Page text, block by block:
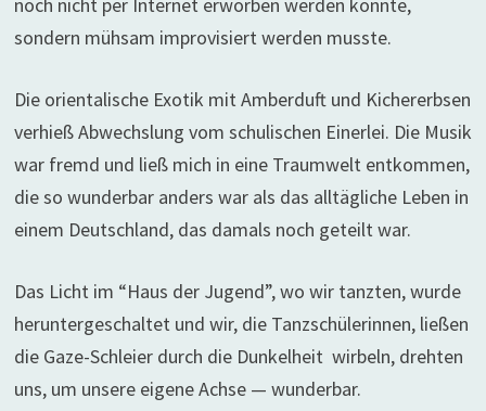
sondern mühsam improvisiert werden musste.
Die orientalische Exotik mit Amberduft und Kichererbsen
verhieß Abwechslung vom schulischen Einerlei. Die Musik
war fremd und ließ mich in eine Traumwelt entkommen,
die so wunderbar anders war als das alltägliche Leben in
einem Deutschland, das damals noch geteilt war.
Das Licht im “Haus der Jugend”, wo wir tanzten, wurde
heruntergeschaltet und wir, die Tanzschülerinnen, ließen
die Gaze-Schleier durch die Dunkelheit wirbeln, drehten
uns, um unsere eigene Achse — wunderbar.